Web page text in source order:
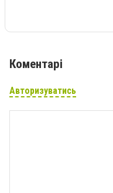
Коментарі
Авторизуватись